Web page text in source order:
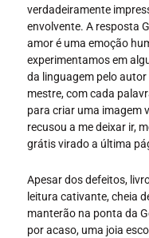
verdadeiramente
envolvente. A resposta
amor é uma emoção
experimentamos em
da linguagem pelo
mestre, com cada
para criar uma imagem
recusou a me deixar ir,
grátis virado a última
Apesar dos defeitos,
leitura cativante, cheia
manterão na ponta da
por acaso, uma joia